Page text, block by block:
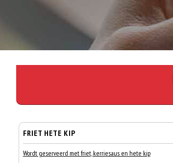
FRIET HETE KIP
Wordt geserveerd met friet, kerriesaus en hete kip